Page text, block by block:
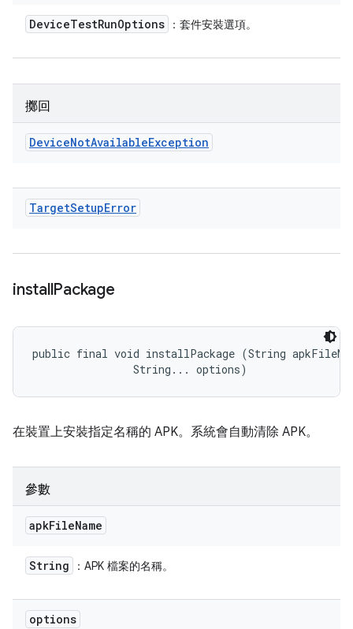
DeviceTestRunOptions ：套件安裝選項。
擲回
DeviceNotAvailableException
TargetSetupError
installPackage
public final void installPackage (String
                String... options)
在裝置上安裝指定名稱的 APK。系統會自動清除 APK。
參數
apkFileName
String ：APK 檔案的名稱。
options